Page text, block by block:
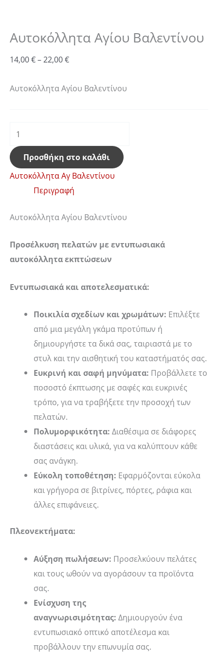
Αυτοκόλλητα Αγίου Βαλεντίνου
14,00€–22,00€
Αυτοκόλλητα Αγίου Βαλεντίνου
Προσθήκη στο καλάθι
Αυτοκόλλητα Αγ Βαλεντίνου
Περιγραφή
Αυτοκόλλητα Αγίου Βαλεντίνου
Προσέλκυση πελατών με εντυπωσιακά
αυτοκόλλητα εκπτώσεων
Εντυπωσιακά και αποτελεσματικά:
Ποικιλία σχεδίων και χρωμάτων: Επιλέξτε
από μια μεγάλη γκάμα προτύπων ή
δημιουργήστε τα δικά σας, ταιριαστά με το
στυλ και την αισθητική του καταστήματός σας.
Ευκρινή και σαφή μηνύματα: Προβάλλετε το
ποσοστό έκπτωσης με σαφές και ευκρινές
τρόπο, για να τραβήξετε την προσοχή των
πελατών.
Πολυμορφικότητα: Διαθέσιμα σε διάφορες
διαστάσεις και υλικά, για να καλύπτουν κάθε
σας ανάγκη.
Εύκολη τοποθέτηση: Εφαρμόζονται εύκολα
και γρήγορα σε βιτρίνες, πόρτες, ράφια και
άλλες επιφάνειες.
Πλεονεκτήματα:
Αύξηση πωλήσεων: Προσελκύουν πελάτες
και τους ωθούν να αγοράσουν τα προϊόντα
σας.
Ενίσχυση της
αναγνωρισιμότητας: Δημιουργούν ένα
εντυπωσιακό οπτικό αποτέλεσμα και
προβάλλουν την επωνυμία σας.